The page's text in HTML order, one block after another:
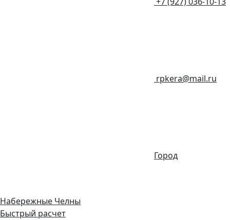
rpkera@mail.ru
Город
Набережные Челны
Быстрый расчет